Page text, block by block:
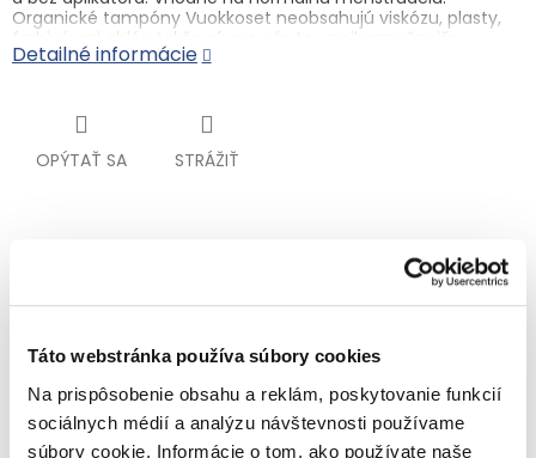
Táto webstránka používa súbory cookies
Na prispôsobenie obsahu a reklám, poskytovanie funkcií
sociálnych médií a analýzu návštevnosti používame
súbory cookie. Informácie o tom, ako používate naše
Organické tampóny Vuokkoset neobsahujú viskózu, plasty,
farbivá ani chlór
, takže sú pre vás tou
najbezpečnejšou
voľbou!
vášmu telu a účinne zabránili úniku.
Pocíťte slobodu. Zmeňte svet. Tampóny Vuokkoset vám
poskytujú maximálnu ochranu a ponúkajú jemnú
Bez aplikátora
Výrobky Vuokkoset sú ocenené environmentálnou značkou
Nordic Swan a sú vyvinuté v úzkej spolupráci s Fínskou
federáciou pre alergie, kožu a astmu. Vyrobené s ohľadom
na prírodu.
Distribútor:Health Academy s. r. o., Zbraslavská 22/49, 159 00,
Detailné informácie
OPÝTAŤ SA STRÁŽIŤ